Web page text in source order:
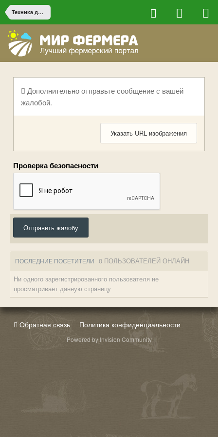
Техника для крупных и средних хозяйств
Дополнительно отправьте сообщение с вашей
жалобой.
Указать URL изображения
Проверка безопасности
Отправить жалобу
ПОСЛЕДНИЕ ПОСЕТИТЕЛИ 0 ПОЛЬЗОВАТЕЛЕЙ ОНЛАЙН
Ни одного зарегистрированного пользователя не
просматривает данную страницу
Обратная связь Политика конфиденциальности
Powered by Invision Community